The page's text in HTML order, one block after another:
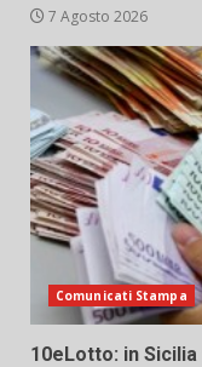
7 Agosto 2026
Comunicati Stampa
10eLotto: in